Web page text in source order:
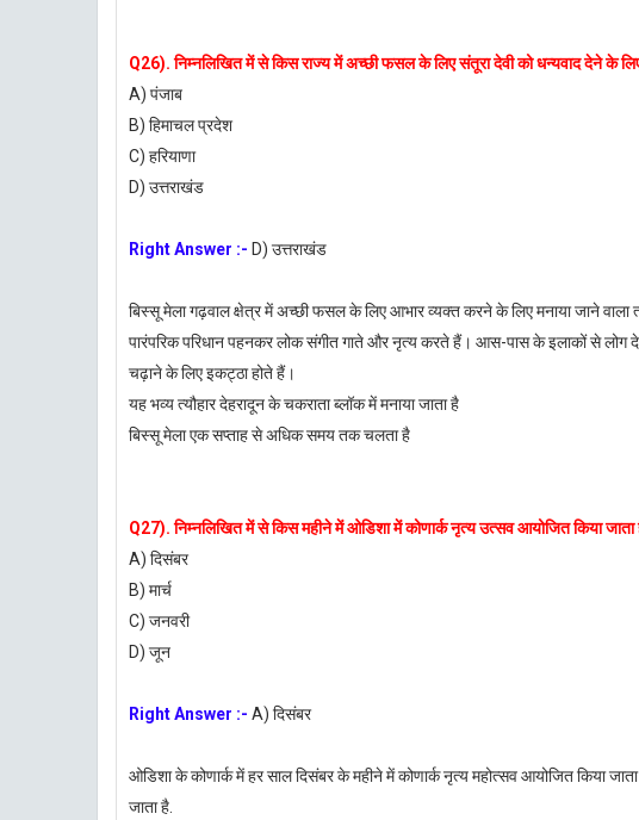
Q26). निम्नलिखित में से किस राज्य में अच्छी फसल के लिए संतूरा देवी को धन्यवाद देने के
A) पंजाब
B) हिमाचल प्रदेश
C) हरियाणा
D) उत्तराखंड
Right Answer :- D) उत्तराखंड
बिस्सू मेला गढ़वाल क्षेत्र में अच्छी फसल के लिए आभार व्यक्त करने के लिए मनाया जाने
पारंपरिक परिधान पहनकर लोक संगीत गाते और नृत्य करते हैं। आस-पास के इलाकों से लोग
चढ़ाने के लिए इकट्ठा होते हैं।
यह भव्य त्यौहार देहरादून के चकराता ब्लॉक में मनाया जाता है
बिस्सू मेला एक सप्ताह से अधिक समय तक चलता है
Q27). निम्नलिखित में से किस महीने में ओडिशा में कोणार्क नृत्य उत्सव आयोजित किया जाता
A) दिसंबर
B) मार्च
C) जनवरी
D) जून
Right Answer :- A) दिसंबर
ओडिशा के कोणार्क में हर साल दिसंबर के महीने में कोणार्क नृत्य महोत्सव आयोजित किया
जाता है.